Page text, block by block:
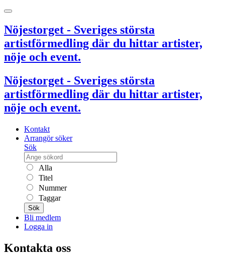
Nöjestorget - Sveriges största
artistförmedling där du hittar artister,
nöje och event.
Nöjestorget - Sveriges största
artistförmedling där du hittar artister,
nöje och event.
Kontakt
Arrangör söker
Sök
Alla
Titel
Nummer
Taggar
Sök
Bli medlem
Logga in
Kontakta oss